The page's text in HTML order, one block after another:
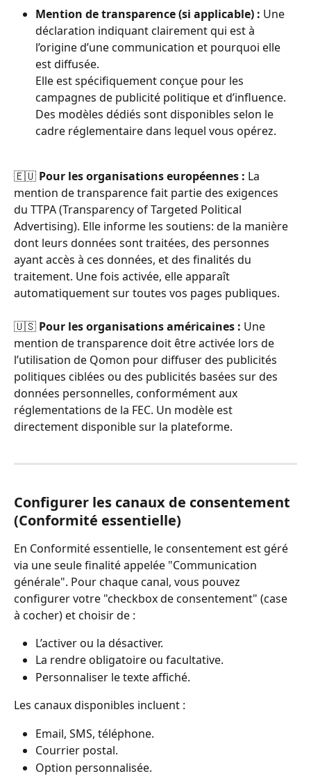
Mention de transparence (si applicable) : Une
déclaration indiquant clairement qui est à
l’origine d’une communication et pourquoi elle
est diffusée.
Elle est spécifiquement conçue pour les
campagnes de publicité politique et d’influence.
Des modèles dédiés sont disponibles selon le
cadre réglementaire dans lequel vous opérez.
🇪🇺 Pour les organisations européennes : La
mention de transparence fait partie des exigences
du TTPA (Transparency of Targeted Political
Advertising). Elle informe les soutiens: de la manière
dont leurs données sont traitées, des personnes
ayant accès à ces données, et des finalités du
traitement. Une fois activée, elle apparaît
automatiquement sur toutes vos pages publiques.
🇺🇸 Pour les organisations américaines : Une
mention de transparence doit être activée lors de
l’utilisation de Qomon pour diffuser des publicités
politiques ciblées ou des publicités basées sur des
données personnelles, conformément aux
réglementations de la FEC. Un modèle est
directement disponible sur la plateforme.
Configurer les canaux de consentement
(Conformité essentielle)
En Conformité essentielle, le consentement est géré
via une seule finalité appelée "Communication
générale". Pour chaque canal, vous pouvez
configurer votre "checkbox de consentement" (case
à cocher) et choisir de :
L’activer ou la désactiver.
La rendre obligatoire ou facultative.
Personnaliser le texte affiché.
Les canaux disponibles incluent :
Email, SMS, téléphone.
Courrier postal.
Option personnalisée.